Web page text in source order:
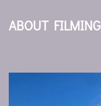
ABOUT FILMING